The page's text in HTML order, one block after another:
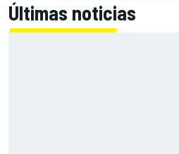
Últimas noticias